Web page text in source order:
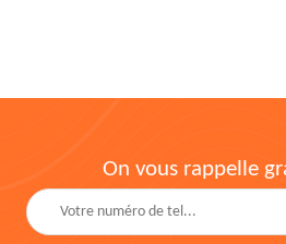
On vous rappelle